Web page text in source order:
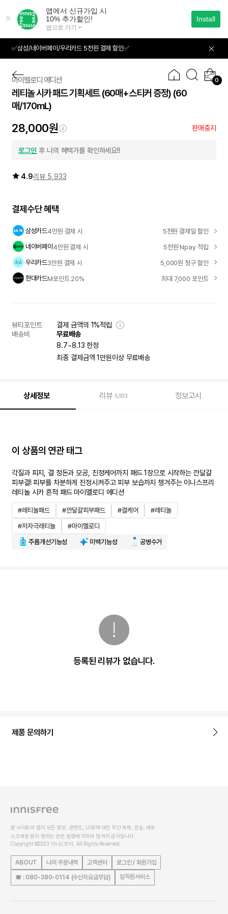
가
✅삼성/네이버페이/우리카드 5천원 결제 할인✅
0
한정판
01 06
마이멜로디 에디션
레티놀 시카 패드 기획세트 (60매+스티커 증정) (60
매/170mL)
28,000원 판매중지
로그인 후 나의 혜택가를 확인하세요!!
4.9리뷰 5,933
결제수단 혜택
삼성카드4만원 결제 시
5천원 결제일 할인
네이버페이4만원 결제 시
5천원 Npay 적립
우리카드3만원 결제 시
5,000원 청구 할인
현대카드M포인트 20% 최대 7,000 포인트
뷰티포인트
결제 금액의 1%적립
배송비
무료배송
8.7~8.13 한정
최종 결제금액 1만원이상 무료배송
상세정보 리뷰 5,933 정보고시
이 상품의 연관 태그
각질과 피지, 결 정돈과 모공, 진정케어까지 패드 1장으로 시작하는 깐달걀
피부결! 피부를 차분하게 진정시켜주고 피부 보습까지 챙겨주는 이니스프리
레티놀 시카 흔적 패드 마이멜로디 에디션
#레티놀패드 #깐달걀피부패드 #결케어
#레티놀
#저자극레티놀
#마이멜로디
주름개선기능성
미백기능성 공병수거
등록된 리뷰가 없습니다.
제품 문의하기
본 사이트와 앱의 모든 정보, 콘텐츠, UI등에 대한 무단 복제, 전송, 배포
스크래핑 등의 행위는 관련 법령에 의하여 엄격히 금지됩니다.
Copyright ©2023 이니스프리. All Rights Reserved
ABOUT 나의 주문내역 고객센터 로그인 / 회원가입
☎ : 080-380-0114 (수신자요금부담) 임직원서비스